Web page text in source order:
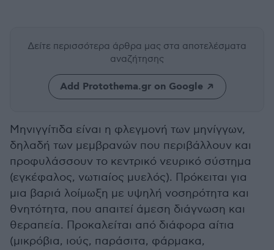
Δείτε περισσότερα άρθρα μας στα αποτελέσματα
αναζήτησης
Add Protothema.gr on Google
Μηνιγγίτιδα είναι η φλεγμονή των μηνίγγων,
δηλαδή των μεμβρανών που περιβάλλουν και
προφυλάσσουν το κεντρικό νευρικό σύστημα
(εγκέφαλος, νωτιαίος μυελός). Πρόκειται για
μια βαριά λοίμωξη με υψηλή νοσηρότητα και
θνητότητα, που απαιτεί άμεση διάγνωση και
θεραπεία. Προκαλείται από διάφορα αίτια
(μικρόβια, ιούς, παράσιτα, φάρμακα,